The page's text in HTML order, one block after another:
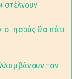
στέλνουν
ο Ιησούς θα πάει
τον